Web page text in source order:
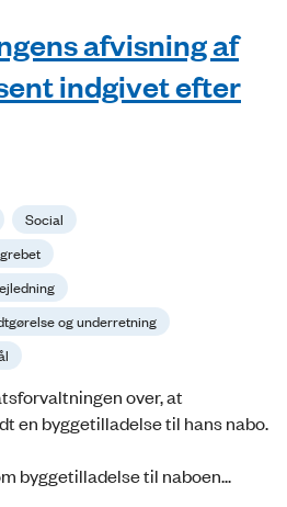
afvisning af
indgivet efter
Social
og underretning
over, at
en byggetilladelse til hans nabo.
byggetilladelse til naboen...